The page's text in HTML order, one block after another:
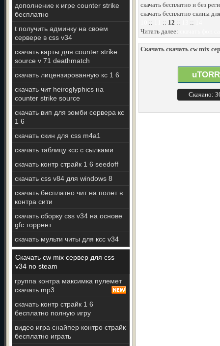
дополнение к игре counter strike
бесплатно
t получить админку на своем
сервере в css v34
скачать карты для counter strike
source v 71 deathmatch
скачать лицензированную кс 1 6
скачать чит heiroglyphics на
counter strike source
скачать вип для зомби сервера кс
1 6
скачать скин для css m4a1
скачать таблицу ксс с сылками
скачать контр страйк 1 6 seedoff
скачать css v84 для windows 8
скачать бесплатно чит на полет в
контра сити
скачать сборку css v34 на основе
gfc торрент
скачать мульти читы для ксс v34
Скачать cw mix сервер для css
v34 no steam
группа контра максимка пулемет
скачать mp3
скачать контр страйк 1 6
бесплатно полную игру
видео игра снайпер контро страйк
бесплатно играть
скачать бесплатно и без
скачать бесплатно скины
:: :: 12 :: ::
Читать далее:
Скачать скачать cw mix
Скачано: